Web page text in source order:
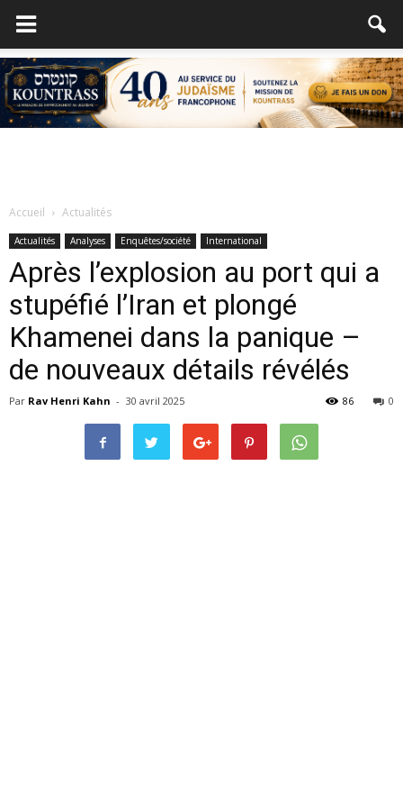
Accueil Actualités
Actualités Analyses Enquêtes/société International
Après l’explosion au port qui a
stupéfié l’Iran et plongé
Khamenei dans la panique –
de nouveaux détails révélés
Par Rav Henri Kahn - 30 avril 2025 0
86